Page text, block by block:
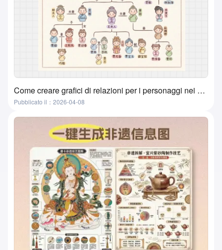
Come creare grafici di relazioni per i personaggi nei film, libri e libri di testo? Un metodo super pratico e semplice
Pubblicato il：2026-04-08